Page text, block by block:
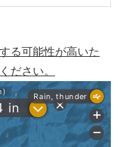
る可能性が高いた
ださい。